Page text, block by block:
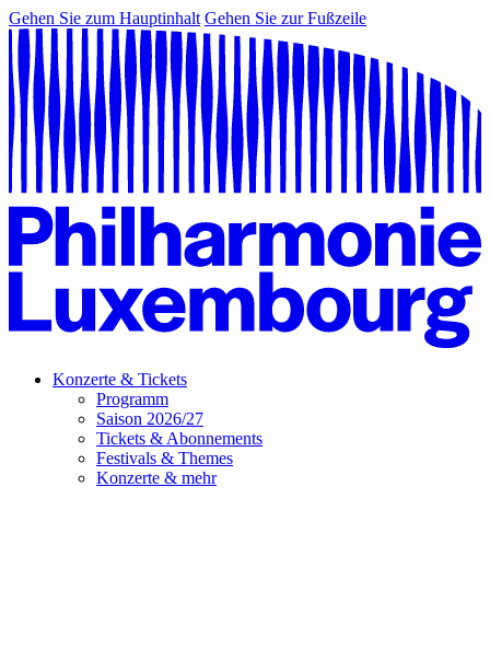
Gehen Sie zum Hauptinhalt Gehen Sie zur Fußzeile
Konzerte & Tickets
Programm
Saison 2026/27
Tickets & Abonnements
Festivals & Themes
Konzerte & mehr